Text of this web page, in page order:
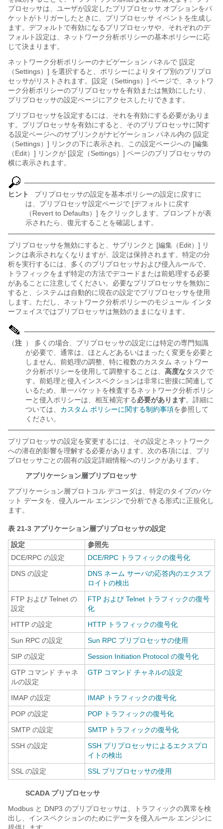
プロセッサは、ユーザが設定したプリプロセッサ オプションをパ
ケットがトリガーしたときに、プリプロセッサ イベントを生成し
ます。デフォルトで有効になるプリプロセッサや、それぞれのデ
フォルト設定は、ネットワーク分析ポリシーの基本ポリシーに応
じて決まります。
ネットワーク分析ポリシーのナビゲーション パネルで [設定
（Settings）] を選択すると、ポリシーによりタイプ別のプリプロ
セッサがリストされます。[設定（Settings）] ページで、ネットワ
ーク分析ポリシーのプリプロセッサを有効または無効にしたり、
プリプロセッサの設定ページにアクセスしたりできます。
プリプロセッサを設定するには、それを有効にする必要がありま
す。プリプロセッサを有効にすると、そのプリプロセッサに関す
る設定ページへのサブリンクがナビゲーション パネル内の [設定
（Settings）] リンクの下に表示され、この設定ページへの [編集
（Edit）] リンクが [設定（Settings）] ページのプリプロセッサの
横に表示されます。
ヒント
プリプロセッサの設定を基本ポリシーの設定に戻すに
は、プリプロセッサ設定ページで [デフォルトに戻す
（Revert to Defaults）] をクリックします。プロンプトが表
示されたら、復元することを確認します。
プリプロセッサを無効にすると、サブリンクと [編集（Edit）] リ
ンクは表示されなくなりますが、設定は保持されます。特定の分
析を実行するには、多くのプリプロセッサおよび侵入ルールで、
トラフィックをまず特定の方法でデコードまたは前処理する必要
があることに注意してください。必要なプリプロセッサを無効に
すると、システムは自動的に現在の設定でプリプロセッサを使用
します。ただし、ネットワーク分析ポリシーのモジュール インタ
ーフェイスではプリプロセッサは無効のままになります。
（注 ） 多くの場合、プリプロセッサの設定には特定の専門知識
が必要で、通常は、ほとんどあるいはまったく変更を必要と
しません。前処理の調整、特に複数のカスタム ネットワー
ク分析ポリシーを使用して調整することは、 高度なタスクで
す。前処理と侵入インスペクションは非常に密接に関連して
いるため、単一パケットを検査するネットワーク分析ポリシ
ーと侵入ポリシーは、相互補完する必要があります。詳細に
ついては、 カスタム ポリシーに関する制約事項を参照して
ください。
プリプロセッサの設定を変更するには、その設定とネットワーク
への潜在的影響を理解する必要があります。次の各項には、プリ
プロセッサごとの固有の設定詳細情報へのリンクがあります。
アプリケーション層プリプロセッサ
アプリケーション層プロトコル デコーダは、特定のタイプのパケ
ット データを、侵入ルール エンジンで分析できる形式に正規化し
ます。
表 21-3 アプリケーション層プリプロセッサの設定
設定
参照先
DCE/RPC の設定
DCE/RPC トラフィックの復号化
DNS の設定
DNS ネーム サーバの応答内のエクスプ
ロイトの検出
FTP および Telnet の
設定
FTP および Telnet トラフィックの復号
化
HTTP の設定
HTTP トラフィックの復号化
Sun RPC の設定
Sun RPC プリプロセッサの使用
SIP の設定
Session Initiation Protocol の復号化
GTP コマンド チャネ
ルの設定
GTP コマンド チャネルの設定
IMAP の設定
IMAP トラフィックの復号化
POP の設定
POP トラフィックの復号化
SMTP の設定
SMTP トラフィックの復号化
SSH の設定
SSH プリプロセッサによるエクスプロ
イトの検出
SSL の設定
SSL プリプロセッサの使用
SCADA プリプロセッサ
Modbus と DNP3 のプリプロセッサは、トラフィックの異常を検
出し、インスペクションのためにデータを侵入ルール エンジンに